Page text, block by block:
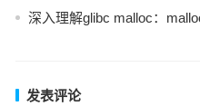
深入理解glibc malloc：
发表评论